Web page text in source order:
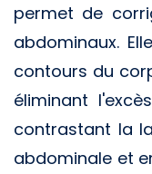
permet de
abdominaux.
contours du
éliminant
contrastant la
abdominale et